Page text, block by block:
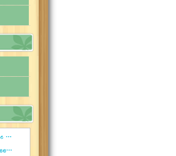
尾張旭市の美容室untree 8月のお茶🍵
尾張旭市の美容室ｕｎｔｒｅｅ 8月のお休みのお知らせ